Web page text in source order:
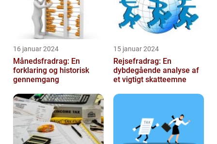
16 januar 2024
Månedsfradrag: En
forklaring og historisk
gennemgang
15 januar 2024
Rejsefradrag: En
dybdegående analyse af
et vigtigt skatteemne